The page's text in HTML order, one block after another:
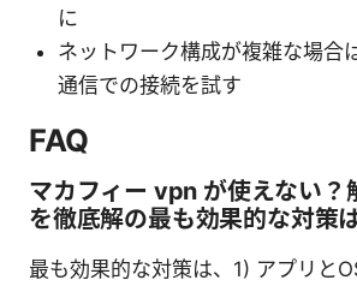
に
ネットワーク構成が複雑な場合
通信での接続を試す
FAQ
マカフィー vpn が使えない？
を徹底解の最も効果的な対策
最も効果的な対策は、1) アプリと